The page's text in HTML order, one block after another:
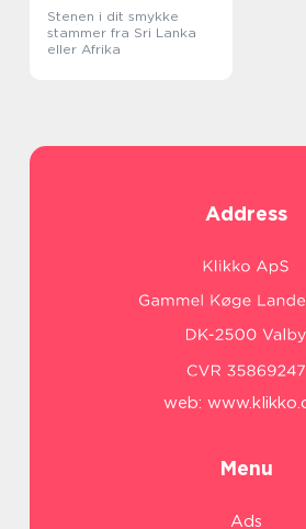
Stenen i dit smykke
stammer fra Sri Lanka
eller Afrika
Address
web:
Menu
Ads